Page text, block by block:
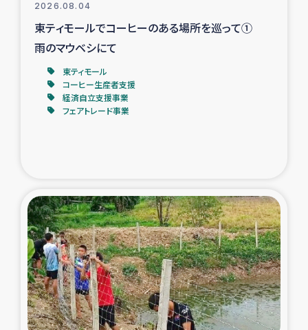
ガザ人道支援
令和6年能登半島地震 緊急支援
国内避難民への物資配付および教育支援
漁民によるマングローブ植林活動
レバノンでのシリア難民への食糧・越冬支援
レバノンにおける緊急支援
レバノンでのシリア難民への教育支援事業
2026.08.04
東ティモールでコーヒーのある場所を巡って①
雨のマウベシにて
東ティモール
コーヒー生産者支援
経済自立支援事業
フェアトレード事業